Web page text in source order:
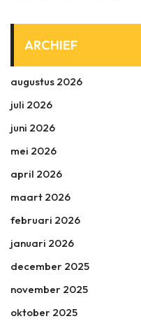
ARCHIEF
augustus 2026
juli 2026
juni 2026
mei 2026
april 2026
maart 2026
februari 2026
januari 2026
december 2025
november 2025
oktober 2025